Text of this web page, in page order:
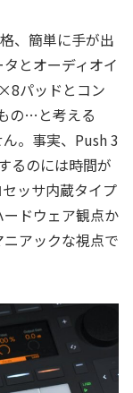
、簡単に手が出
とオーディオイ
パッドとコン
の…と考える
。事実、Push 3
るのには時間が
ッサ内蔵タイプ
ドウェア観点か
アックな視点で